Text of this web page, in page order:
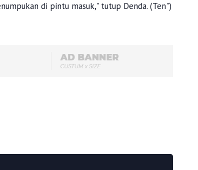
di pintu masuk," tutup Denda. (Ten")